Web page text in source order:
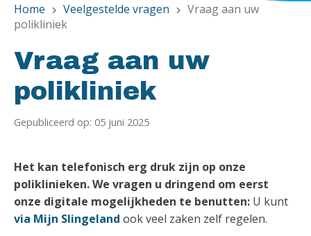
Home chevron_right Veelgestelde vragen chevron_right Vraag aan uw
polikliniek
Vraag aan uw
polikliniek
Gepubliceerd op: 05 juni 2025
Het kan telefonisch erg druk zijn op onze
poliklinieken. We vragen u dringend om eerst
onze digitale mogelijkheden te benutten: U kunt
via Mijn Slingeland ook veel zaken zelf regelen.